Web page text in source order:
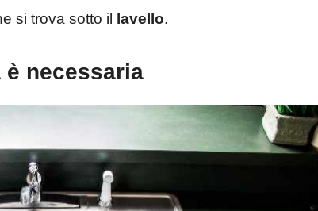
si trova sotto il
lavello.
è necessaria